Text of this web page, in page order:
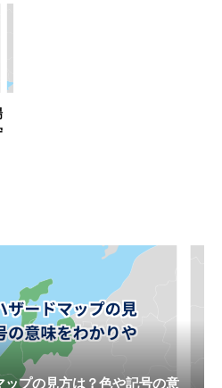
プの見方は？色や記号の意